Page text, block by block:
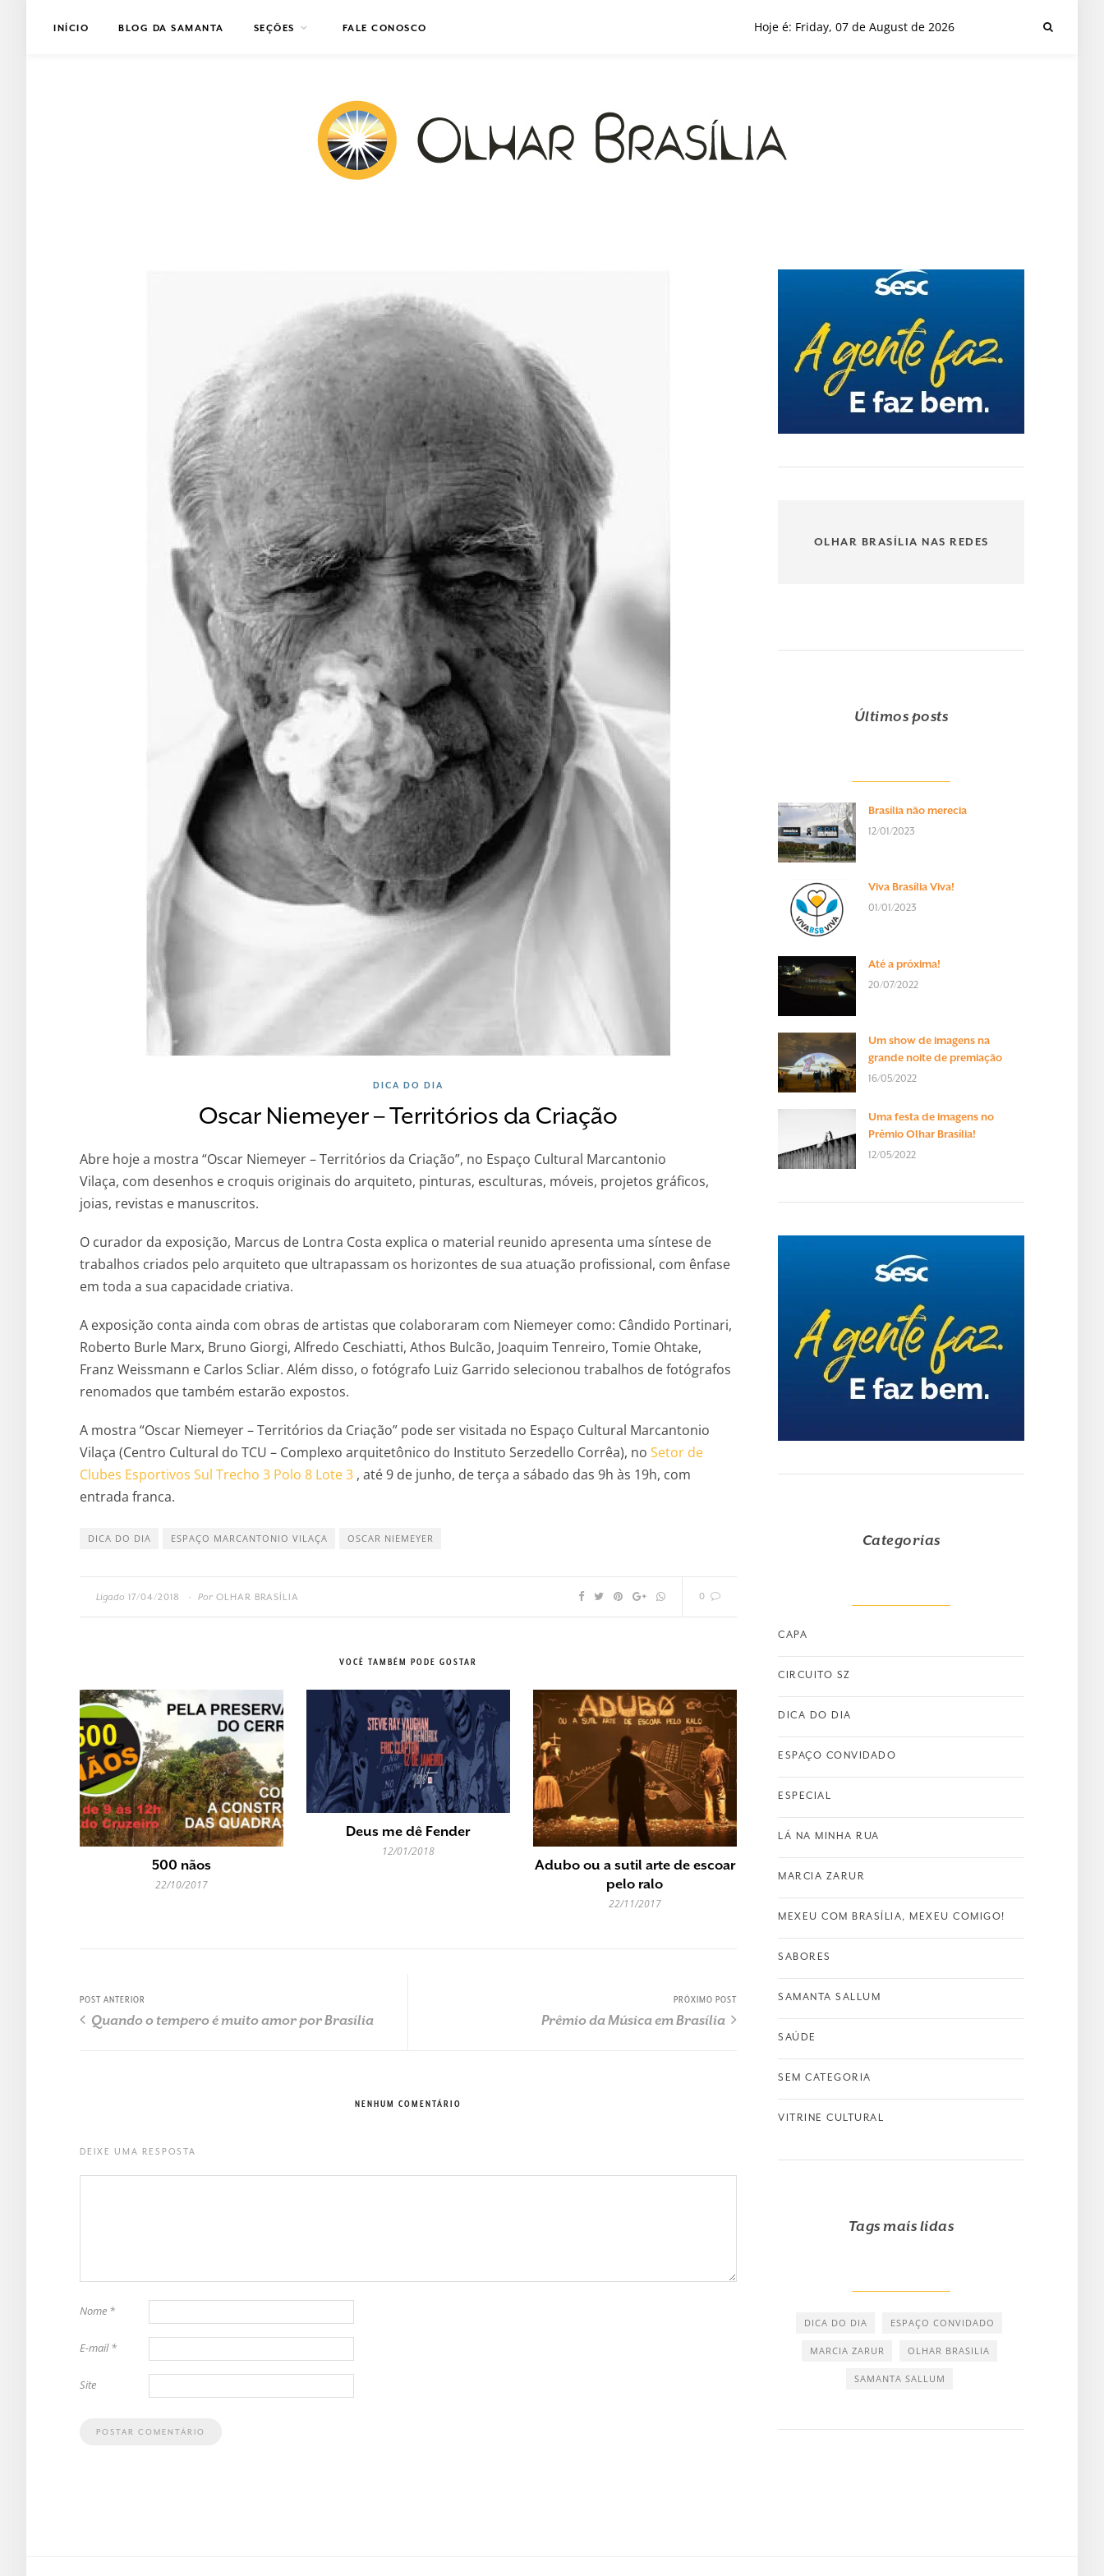
Hoje é: Friday, 07 de August de 2026
INÍCIO BLOG DA SAMANTA SEÇÕES FALE CONOSCO
DICA DO DIA
Oscar Niemeyer – Territórios da Criação
Abre hoje a mostra “Oscar Niemeyer – Territórios da Criação”, no Espaço Cultural Marcantonio
Vilaça, com desenhos e croquis originais do arquiteto, pinturas, esculturas, móveis, projetos gráficos,
joias, revistas e manuscritos.
O curador da exposição, Marcus de Lontra Costa explica o material reunido apresenta uma síntese de
trabalhos criados pelo arquiteto que ultrapassam os horizontes de sua atuação profissional, com ênfase
em toda a sua capacidade criativa.
A exposição conta ainda com obras de artistas que colaboraram com Niemeyer como: Cândido Portinari,
Roberto Burle Marx, Bruno Giorgi, Alfredo Ceschiatti, Athos Bulcão, Joaquim Tenreiro, Tomie Ohtake,
Franz Weissmann e Carlos Scliar. Além disso, o fotógrafo Luiz Garrido selecionou trabalhos de fotógrafos
renomados que também estarão expostos.
A mostra “Oscar Niemeyer – Territórios da Criação” pode ser visitada no Espaço Cultural Marcantonio
Vilaça (Centro Cultural do TCU – Complexo arquitetônico do Instituto Serzedello Corrêa), no Setor de
Clubes Esportivos Sul Trecho 3 Polo 8 Lote 3 , até 9 de junho, de terça a sábado das 9h às 19h, com
entrada franca.
DICA DO DIA ESPAÇO MARCANTONIO VILAÇA OSCAR NIEMEYER
Ligado 17/04/2018 • Por OLHAR BRASÍLIA 0
VOCÊ TAMBÉM PODE GOSTAR
500 nãos
22/10/2017
Deus me dê Fender
12/01/2018
Adubo ou a sutil arte de escoar
pelo ralo
22/11/2017
POST ANTERIOR
Quando o tempero é muito amor por Brasília
PRÓXIMO POST
Prêmio da Música em Brasília
NENHUM COMENTÁRIO
DEIXE UMA RESPOSTA
Nome *
E-mail*
Site
OLHAR BRASÍLIA NAS REDES
Últimos posts
Brasília não merecia
12/01/2023
Viva Brasília Viva!
01/01/2023
Até a próxima!
20/07/2022
Um show de imagens na
grande noite de premiação
16/05/2022
Uma festa de imagens no
Prêmio Olhar Brasília!
12/05/2022
Categorias
CAPA
CIRCUITO SZ
DICA DO DIA
ESPAÇO CONVIDADO
ESPECIAL
LÁ NA MINHA RUA
MARCIA ZARUR
MEXEU COM BRASÍLIA, MEXEU COMIGO!
SABORES
SAMANTA SALLUM
SAÚDE
SEM CATEGORIA
VITRINE CULTURAL
Tags mais lidas
DICA DO DIA ESPAÇO CONVIDADO
MARCIA ZARUR OLHAR BRASILIA
SAMANTA SALLUM